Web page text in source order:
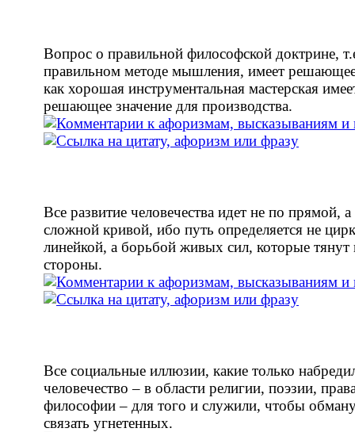
Вопрос о правильной философской доктрине,
правильном методе мышления, имеет
как хорошая инструментальная мастерская
решающее значение для производства.
Все развитие человечества идет не по прямой,
сложной кривой, ибо путь определяется не
линейкой, а борьбой живых сил, которые тянут
стороны.
Все социальные иллюзии, какие только
человечество – в области религии, поэзии,
философии – для того и служили, чтобы
связать угнетенных.